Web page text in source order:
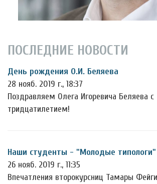
ПОСЛЕДНИЕ НОВОСТИ
День рождения О.И. Беляева
28 нояб. 2019 г., 18:37
Поздравляем Олега Игоревича Беляева с
тридцатилетием!
Наши студенты - "Молодые типологи"
26 нояб. 2019 г., 11:35
Впечатления второкурсниц Тамары